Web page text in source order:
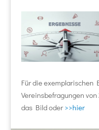
Für die exemplarischen
Vereinsbefragungen von
das Bild oder >>hier